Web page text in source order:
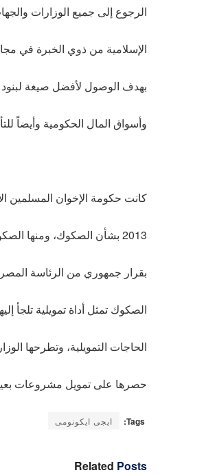
الرجوع إلى جميع الوزارات
الإسلامية من ذوي الخبرة في
بهدف الوصول لأفضل صيغة لبنود
وأسواق المال الحكومية وأيضاً
كانت حكومة الإخوان المسلمين
2013 بشأن الصكوك، ومنها الصكوك الإسلامية، الذي جرى إلغاء العمل به في عام 2015
بقرار جمهوري من الرئاسة
الصكوك تمثل أداة تمويلية تلجأ
الحاجات التمويلية، وتطرحها
حصرها على تمويل مشروعات
Tags: ايجى ايكونومى
Related Posts